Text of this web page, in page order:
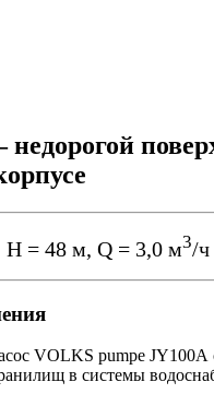
недорогой
Н = 48 м, Q = 3,0 м3/ч
VOLKS pumpe JY100A
в системы